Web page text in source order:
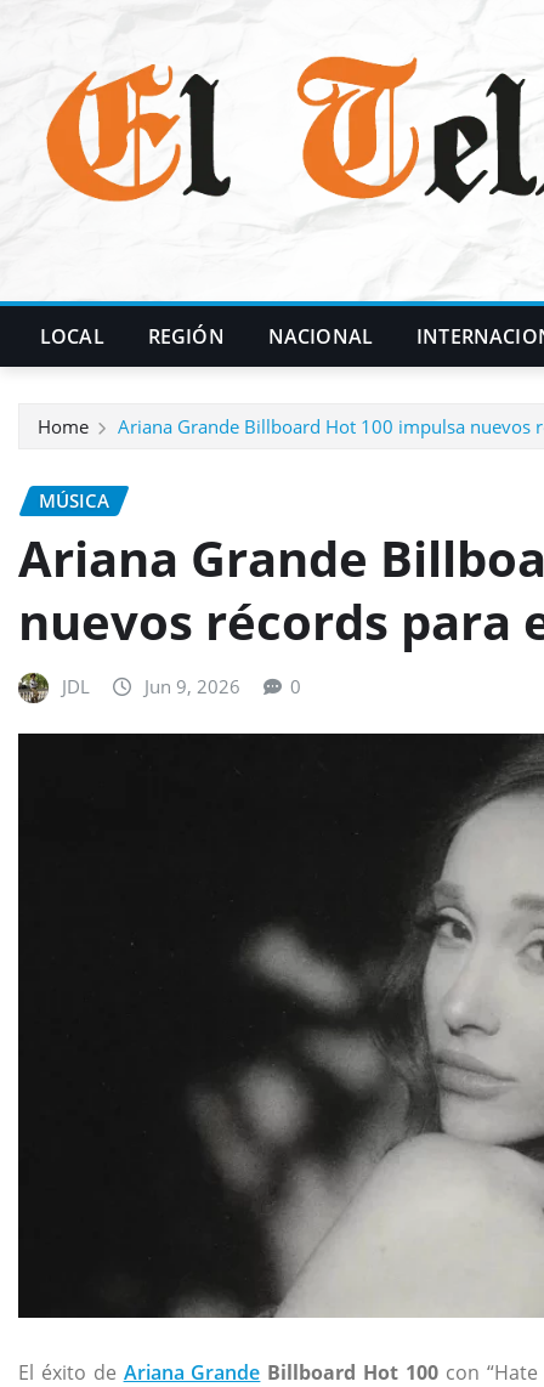
LOCAL REGIÓN NACIONAL
Home Ariana Grande Billboard Hot 100 impulsa nuevos
MÚSICA
Ariana Grande
nuevos récords para
JDL Jun 9, 2026 0
El éxito de Ariana Grande Billboard Hot 100con “Hate